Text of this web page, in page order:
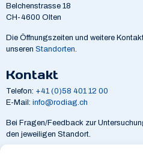
Belchenstrasse 18
CH-4600 Olten
Die Öffnungszeiten und weitere
unseren Standorten.
Kontakt
Telefon: +41 (0)58 401 12 00
E-Mail: info@rodiag.ch
Bei Fragen/Feedback zur
den jeweiligen Standort.